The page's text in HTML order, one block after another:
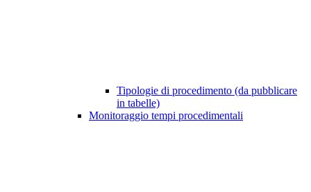
Tipologie di procedimento (da pubblicare
in tabelle)
Monitoraggio tempi procedimentali